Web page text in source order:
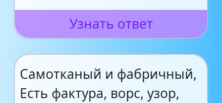
Узнать ответ
Самотканый и фабричный,
Есть фактура, ворс, узор,